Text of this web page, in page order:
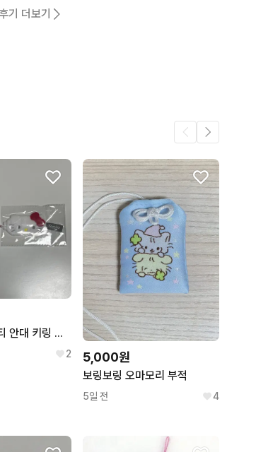
2
기 더보기
산리오 헬로키티 안대 키링 룩업 누이 소품
2 5,000원
보링보링 오마모리 부적
5일 전 4